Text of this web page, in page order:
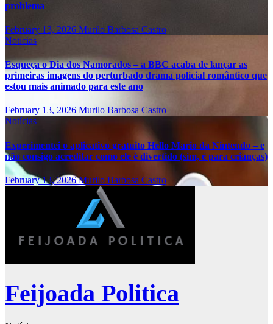
problema
February 13, 2026 Murilo Barbosa Castro
Notícias
Esqueça o Dia dos Namorados – a BBC acaba de lançar as
primeiras imagens do perturbado drama policial romântico que
estou mais animado para este ano
February 13, 2026 Murilo Barbosa Castro
Notícias
Experimentei o aplicativo gratuito Hello Mario da Nintendo – e
não consigo acreditar como ele é divertido (sim, é para crianças)
February 13, 2026Murilo Barbosa Castro
Feijoada Politica